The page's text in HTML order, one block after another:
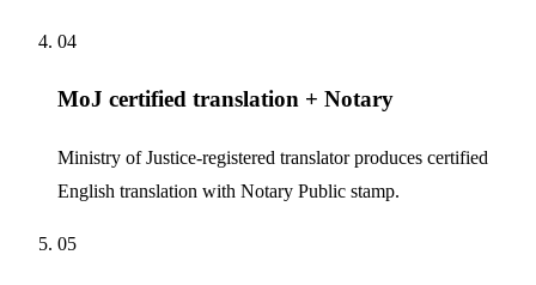
04
MoJ certified translation + Notary
Ministry of Justice-registered translator produces certified
English translation with Notary Public stamp.
05